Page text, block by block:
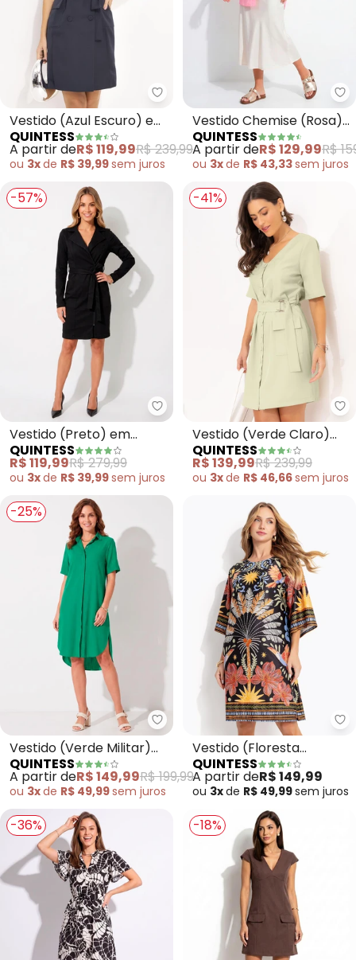
Quintess - Vestido (Azul
Vestido (Azul Escuro) em
Alfaiataria
QUINTESS
A partir deR$ 119,99R$ 239,99
ou 3xde R$ 39,99sem juros
Vestido Chemise (Rosa)
em Tricoline
QUINTESS
A partir deR$ 129,99R$
ou 3xde R$ 43,33sem juros
-57%
Quintess - Vestido (Preto) em
Vestido (Preto) em
Bengaline com Bolsos
QUINTESS
R$ 119,99R$ 279,99
ou 3xde R$ 39,99sem juros
-41%
Vestido (Verde Claro)
em Alfaiataria
QUINTESS
R$ 139,99R$ 239,99
ou 3xde R$ 46,66sem juros
-25%
Quintess - Vestido (Verde
Vestido (Verde Militar)
em Viscose Plana
QUINTESS
A partir deR$ 149,99R$ 199,99
ou 3xde R$ 49,99sem juros
Vestido (Floresta
Colorida) em Malha Fria
QUINTESS
A partir deR$ 149,99
ou 3xde R$ 49,99sem juros
-36% -18%